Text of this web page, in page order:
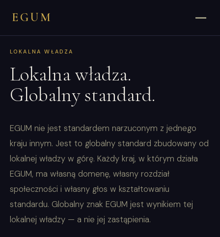
EGUM
LOKALNA WŁADZA
Lokalna władza.
Globalny standard.
EGUM nie jest standardem narzuconym z jednego
kraju innym. Jest to globalny standard zbudowany od
lokalnej władzy w górę. Każdy kraj, w którym działa
EGUM, ma własną domenę, własny rozdział
społeczności i własny głos w kształtowaniu
standardu. Globalny znak EGUM jest wynikiem tej
lokalnej władzy — a nie jej zastąpienia.